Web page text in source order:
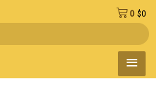
$0
0
MENÚ